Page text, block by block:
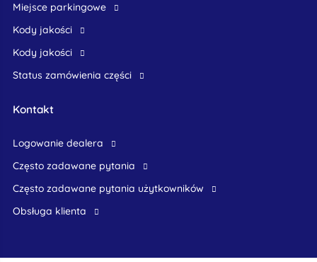
Miejsce parkingowe
Kody jakości
Kody jakości
Status zamówienia części
Kontakt
logowanie dealera
Często zadawane pytania
często zadawane pytania użytkowników
obsługa klienta